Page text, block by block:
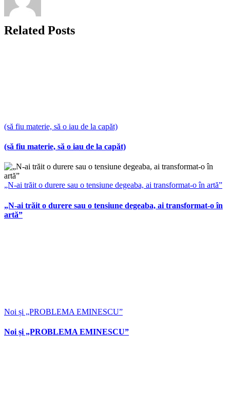
Related Posts
(să fiu materie, să o iau de la capăt)
(să fiu materie, să o iau de la capăt)
„N-ai trăit o durere sau o tensiune degeaba, ai transformat-o în artă”
„N-ai trăit o durere sau o tensiune degeaba, ai transformat-o în
artă”
Noi și „PROBLEMA EMINESCU”
Noi și „PROBLEMA EMINESCU”